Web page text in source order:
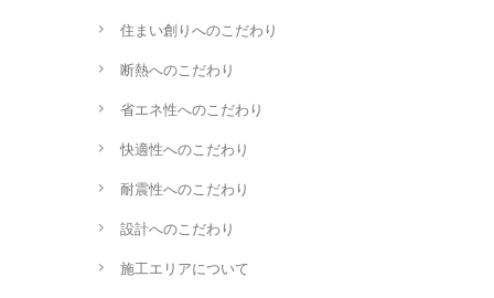
住まい創りへのこだわり
断熱へのこだわり
省エネ性へのこだわり
快適性へのこだわり
耐震性へのこだわり
設計へのこだわり
施工エリアについて